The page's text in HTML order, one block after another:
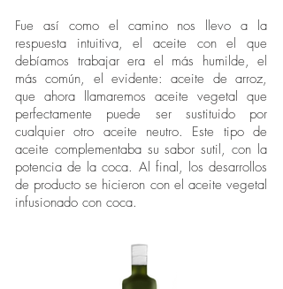
Fue así como el camino nos llevo a la
respuesta intuitiva, el aceite con el que
debíamos trabajar era el más humilde, el
más común, el evidente: aceite de arroz,
que ahora llamaremos aceite vegetal que
perfectamente puede ser sustituido por
cualquier otro aceite neutro. Este tipo de
aceite complementaba su sabor sutil, con la
potencia de la coca. Al final, los desarrollos
de producto se hicieron con el aceite vegetal
infusionado con coca.